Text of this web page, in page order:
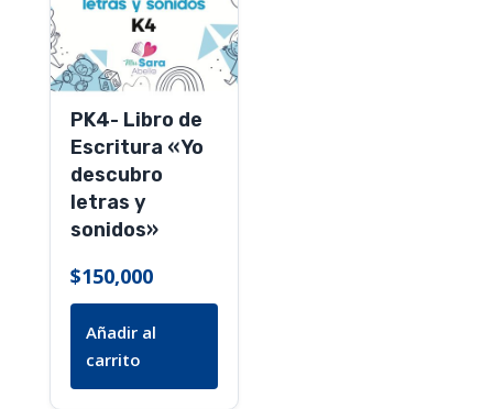
PK4- Libro de
Escritura «Yo
descubro
letras y
sonidos»
$150,000
Añadir al
carrito